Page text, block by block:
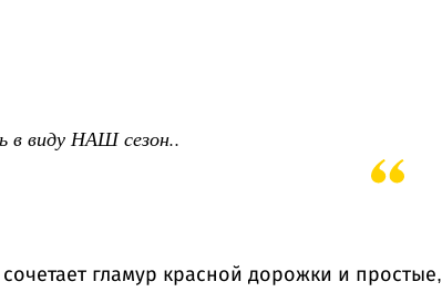
в виду НАШ сезон..
гламур красной дорожки и простые,